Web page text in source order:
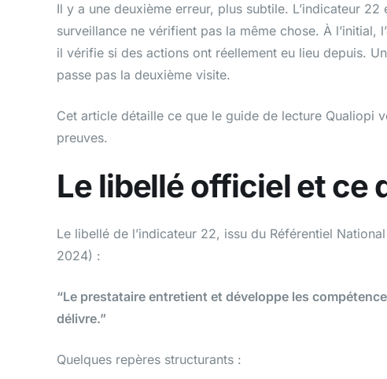
Il y a une deuxième erreur, plus subtile. L’indicateur 22
surveillance ne vérifient pas la même chose. À
il vérifie si des actions ont réellement eu lieu depuis.
passe pas la deuxième visite.
Cet article détaille ce que le guide de lecture Qualiopi
preuves.
Le libellé officiel et ce
Le libellé de l’indicateur 22, issu du Référentiel
2024) :
“Le prestataire entretient et développe les
délivre.”
Quelques repères structurants :